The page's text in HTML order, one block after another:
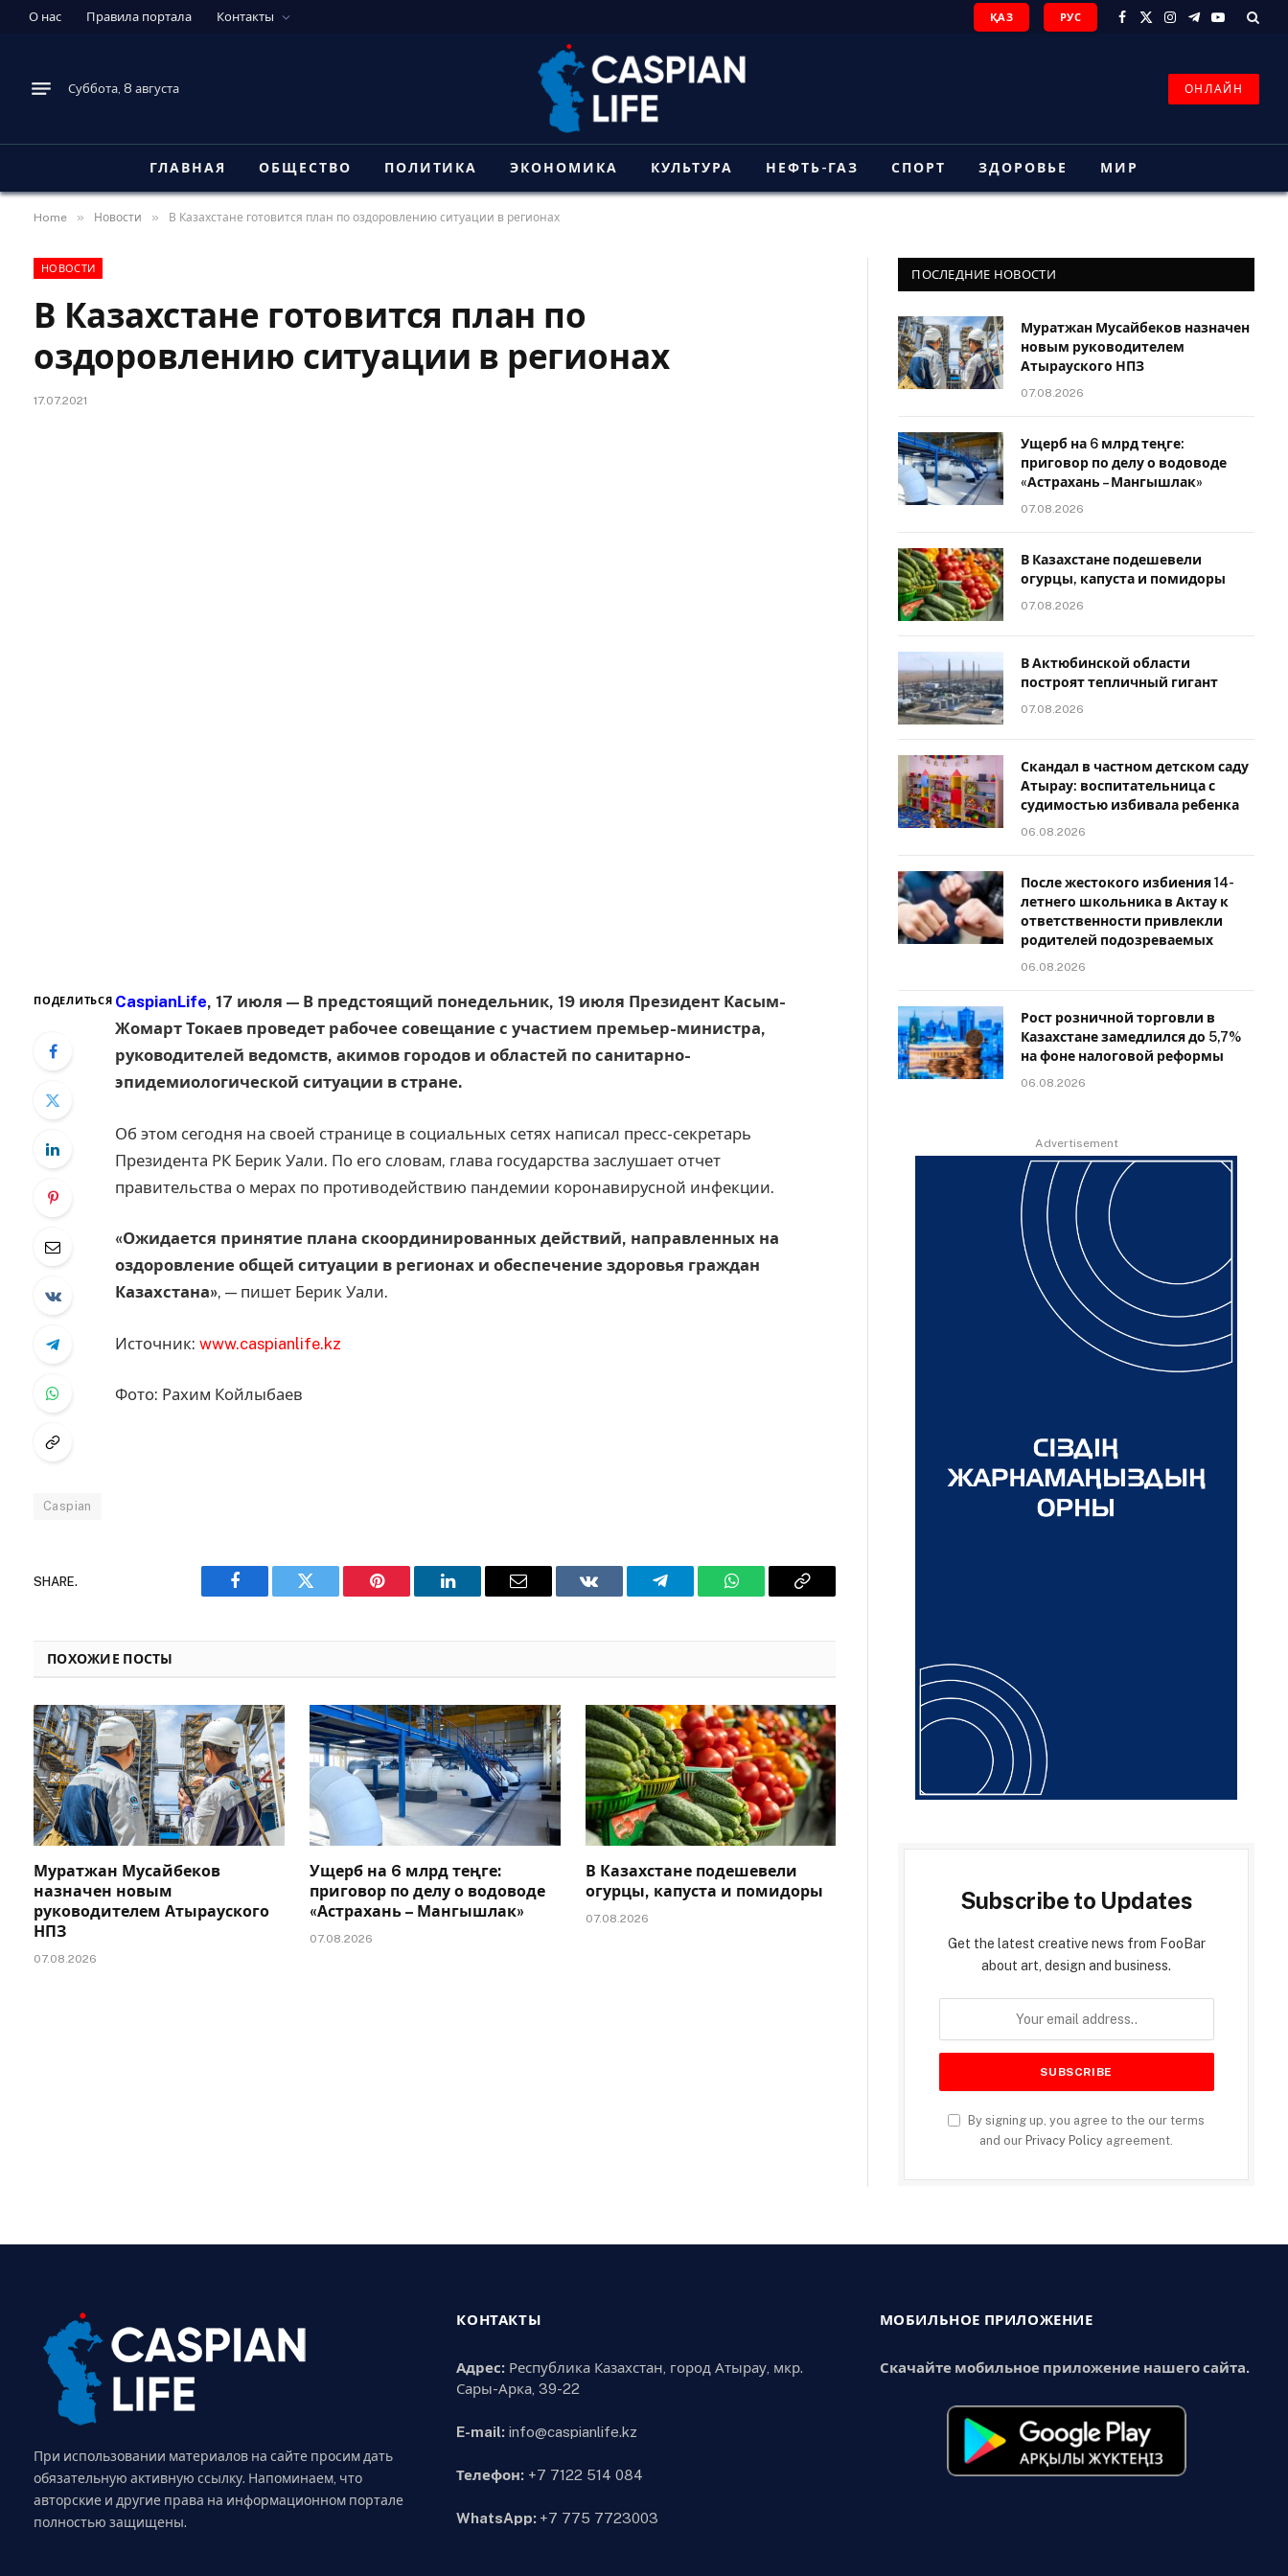
О нас Правила портала Контакты ҚАЗ РУС
Facebook
X
Instagram
Telegram
YouTube
Суббота, 8 августа ОНЛАЙН
ГЛАВНАЯ ОБЩЕСТВО ПОЛИТИКА ЭКОНОМИКА КУЛЬТУРА НЕФТЬ-ГАЗ СПОРТ ЗДОРОВЬЕ МИР
Home » Новости » В Казахстане готовится план по оздоровлению ситуации в регионах
НОВОСТИ
В Казахстане готовится план по
оздоровлению ситуации в регионах
17.07.2021
ПОДЕЛИТЬСЯ CaspianLife, 17 июля — В предстоящий понедельник, 19 июля Президент Касым-
Жомарт Токаев проведет рабочее совещание с участием премьер-министра,
руководителей ведомств, акимов городов и областей по санитарно-
эпидемиологической ситуации в стране.
Об этом сегодня на своей странице в социальных сетях написал пресс-секретарь
Президента РК Берик Уали. По его словам, глава государства заслушает отчет
правительства о мерах по противодействию пандемии коронавирусной инфекции.
«Ожидается принятие плана скоординированных действий, направленных на
оздоровление общей ситуации в регионах и обеспечение здоровья граждан
Казахстана», — пишет Берик Уали.
Источник: www.caspianlife.kz
Фото: Рахим Койлыбаев
Caspian
SHARE.
Facebook Twitter Pinterest LinkedIn Email VKontakteTelegram WhatsAppCopy
ПОХОЖИЕ ПОСТЫ
Муратжан Мусайбеков
назначен новым
руководителем Атырауского
НПЗ
07.08.2026
Ущерб на 6 млрд теңге:
приговор по делу о водоводе
«Астрахань – Мангышлак»
07.08.2026
В Казахстане подешевели
огурцы, капуста и помидоры
07.08.2026
ПОСЛЕДНИЕ НОВОСТИ
Муратжан Мусайбеков назначен
новым руководителем
Атырауского НПЗ
07.08.2026
Ущерб на 6 млрд теңге:
приговор по делу о водоводе
«Астрахань – Мангышлак»
07.08.2026
В Казахстане подешевели
огурцы, капуста и помидоры
07.08.2026
В Актюбинской области
построят тепличный гигант
07.08.2026
Скандал в частном детском саду
Атырау: воспитательница с
судимостью избивала ребенка
06.08.2026
После жестокого избиения 14-
летнего школьника в Актау к
ответственности привлекли
родителей подозреваемых
06.08.2026
Рост розничной торговли в
Казахстане замедлился до 5,7%
на фоне налоговой реформы
06.08.2026
Advertisement
Subscribe to Updates
Get the latest creative news from FooBar
about art, design and business.
By signing up, you agree to the our terms
and our Privacy Policy agreement.
При использовании материалов на сайте просим дать
обязательную активную ссылку. Напоминаем, что
авторские и другие права на информационном портале
полностью защищены.
КОНТАКТЫ
Адрес: Республика Казахстан, город Атырау, мкр.
Сары-Арка, 39-22
E-mail: info@caspianlife.kz
Телефон: +7 7122 514 084
WhatsApp: +7 775 7723003
МОБИЛЬНОЕ ПРИЛОЖЕНИЕ
Скачайте мобильное приложение нашего сайта.